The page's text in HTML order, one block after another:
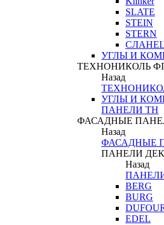
SLATE
STEIN
STERN
УГЛЫ И
ТЕХНОНИКОЛЬ
Назад
УГЛЫ И
ПАНЕЛИ ТН
ФАСАДНЫЕ
Назад
ФАСАДНЫЕ
ПАНЕЛИ
Назад
BERG
BURG
EDEL